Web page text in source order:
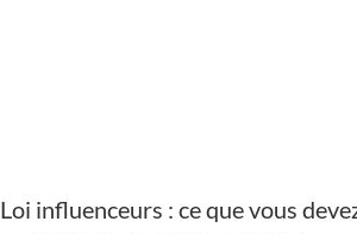
Loi influenceurs : ce que vous